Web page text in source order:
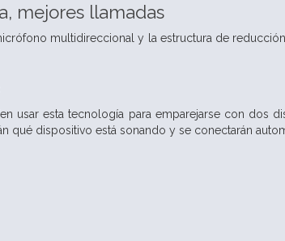
mejores llamadas
multidireccional y la estructura de
usar esta tecnología para emparejarse con dos
qué dispositivo está sonando y se conectarán